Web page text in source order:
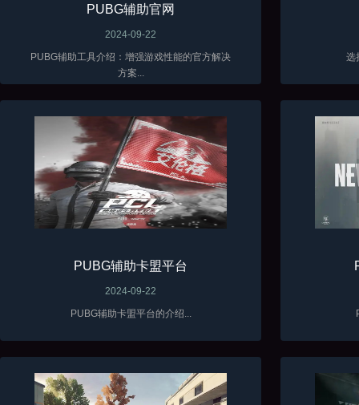
PUBG辅助官网
2024-09-22
PUBG辅助工具介绍：增强游戏性能的官方解决
方案...
选
PUBG辅助卡盟平台
2024-09-22
PUBG辅助卡盟平台的介绍...